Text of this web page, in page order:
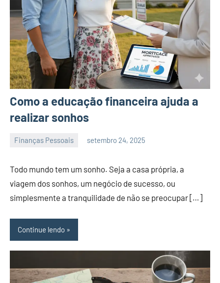
Como a educação financeira ajuda a
realizar sonhos
Finanças Pessoais setembro 24, 2025
Todo mundo tem um sonho. Seja a casa própria, a
viagem dos sonhos, um negócio de sucesso, ou
simplesmente a tranquilidade de não se preocupar […]
Continue lendo